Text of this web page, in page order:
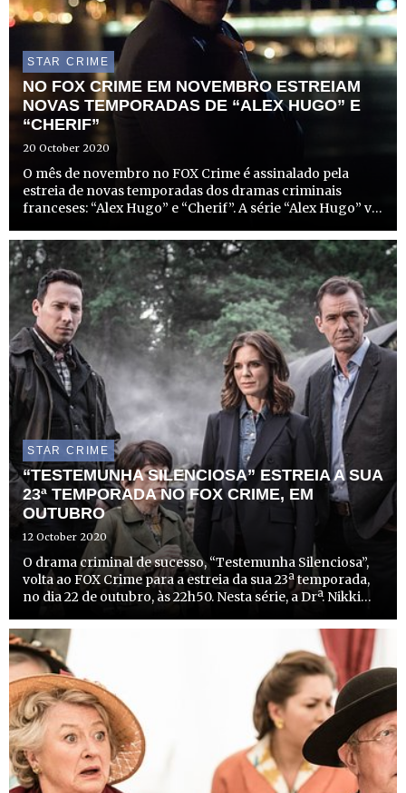
STAR CRIME
NO FOX CRIME EM NOVEMBRO ESTREIAM
NOVAS TEMPORADAS DE “ALEX HUGO” E
“CHERIF”
20 October 2020
O mês de novembro no FOX Crime é assinalado pela
estreia de novas temporadas dos dramas criminais
franceses: “Alex Hugo” e “Cherif”. A série “Alex Hugo” vai
dias 2 e 23, respetivamente, às 22h00. Por outro lado, a
série...
STAR CRIME
“TESTEMUNHA SILENCIOSA” ESTREIA A SUA
23ª TEMPORADA NO FOX CRIME, EM
OUTUBRO
12 October 2020
O drama criminal de sucesso, “Testemunha Silenciosa”,
volta ao FOX Crime para a estreia da sua 23ª temporada,
no dia 22 de outubro, às 22h50. Nesta série, a Drª. Nikki
(Richard Lintern) e o Dr. Jack Hodgson (David Caves) f...